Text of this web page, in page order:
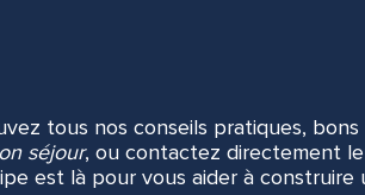
tous nos conseils pratiques, bons
séjour, ou contactez directement le
est là pour vous aider à construire